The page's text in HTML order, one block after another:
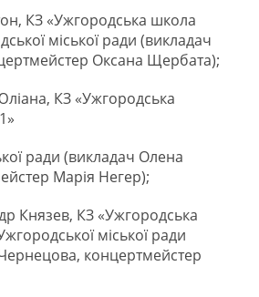
КЗ «Ужгородська школа
міської ради (викладач
Оксана Щербата);
КЗ «Ужгородська
ради (викладач Олена
Марія Негер);
Князев, КЗ «Ужгородська
міської ради
концертмейстер